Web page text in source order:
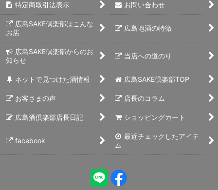
特定商取引法表示 お問い合わせ
広島SAKE倶楽部はこんな
お店
広島地酒の特徴
広島SAKE倶楽部からのお
知らせ
当店への道のり
ネットで見つけた酒情報 広島SAKE倶楽部TOP
お客さまの声 店長のコラム
広島酒倶楽部店長日記 ショッピングカート
facebook
最近チェックしたアイテ
ム